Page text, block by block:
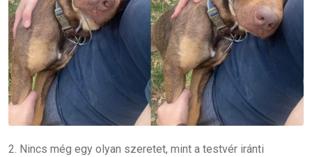
2. Nincs még egy olyan szeretet, mint a testvér iránti